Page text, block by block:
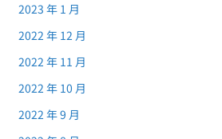
2023 年 1 月
2022 年 12 月
2022 年 11 月
2022 年 10 月
2022 年 9 月